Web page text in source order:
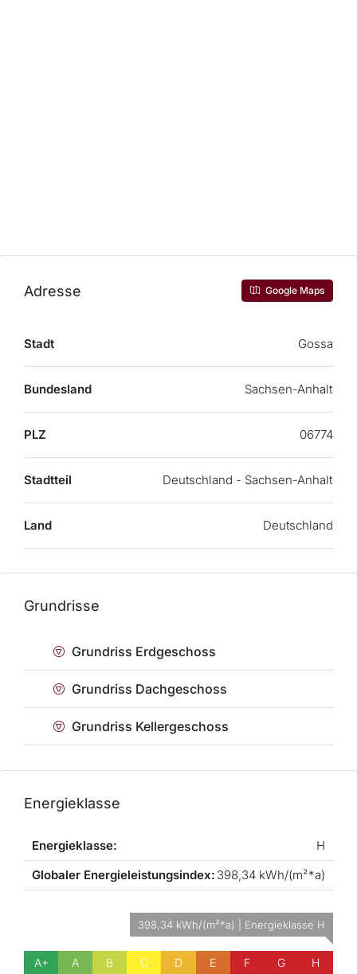
Adresse Google Maps
Stadt Gossa
Bundesland Sachsen-Anhalt
PLZ 06774
Stadtteil Deutschland - Sachsen-Anhalt
Land Deutschland
Grundrisse
Grundriss Erdgeschoss
Grundriss Dachgeschoss
Grundriss Kellergeschoss
Energieklasse
Energieklasse:
H
Globaler Energieleistungsindex: 398,34 kWh/(m²*a)
A+ A B C D E F G
398,34 kWh/(m²*a) | Energieklasse H
H